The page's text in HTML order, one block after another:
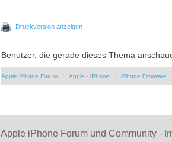
Druckversion anzeigen
Benutzer, die gerade dieses Thema
Apple iPhone Forum Apple - iPhone iPhone Firmware
Apple iPhone Forum und Community -